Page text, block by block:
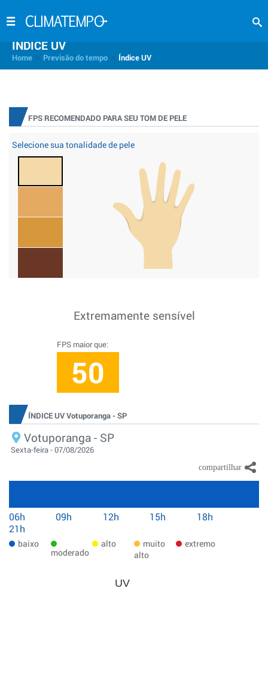
INDICE UV
Home Previsão do tempo Índice UV
FPS RECOMENDADO PARA SEU TOM DE PELE
Selecione sua tonalidade de pele
Extremamente sensível
FPS maior que:
50
ÍNDICE UV Votuporanga - SP
Votuporanga - SP
Sexta-feira - 07/08/2026
06h 09h 12h 15h
18h
21h
baixo
moderado
alto
muito
alto
extremo
UV